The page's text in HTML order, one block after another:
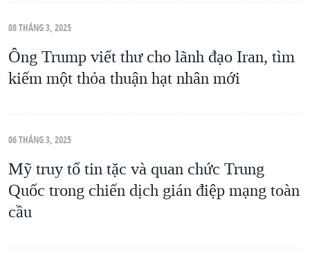
08 THÁNG 3, 2025
Ông Trump viết thư cho lãnh đạo Iran, tìm
kiếm một thỏa thuận hạt nhân mới
06 THÁNG 3, 2025
Mỹ truy tố tin tặc và quan chức Trung
Quốc trong chiến dịch gián điệp mạng toàn
cầu